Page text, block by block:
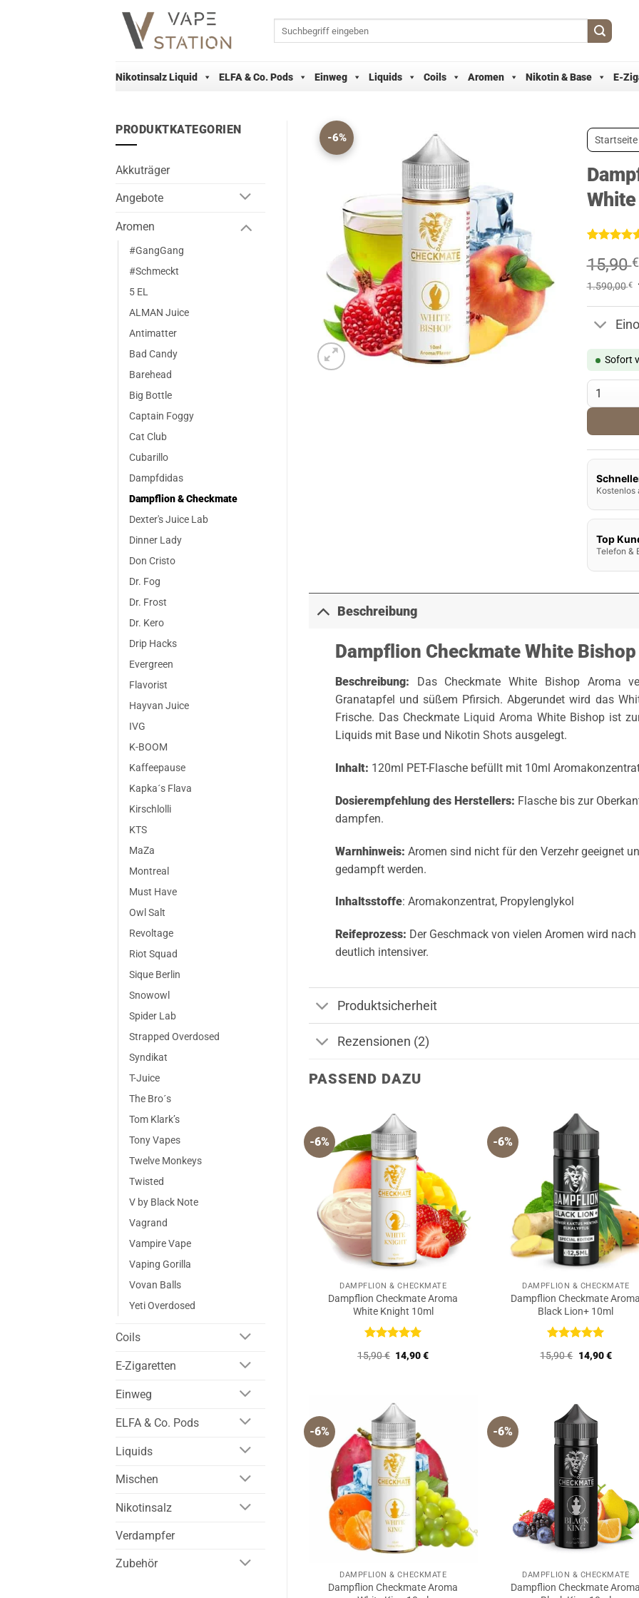
Nikotinsalz Liquid ELFA & Co. Pods Einweg Liquids Coils Aromen Nikotin & Base E-
PRODUKTKATEGORIEN
Akkuträger
Angebote
Aromen
#GangGang
#Schmeckt
5 EL
ALMAN Juice
Antimatter
Bad Candy
Barehead
Big Bottle
Captain Foggy
Cat Club
Cubarillo
Dampfdidas
Dampflion & Checkmate
Dexter's Juice Lab
Dinner Lady
Don Cristo
Dr. Fog
Dr. Frost
Dr. Kero
Drip Hacks
Evergreen
Flavorist
Hayvan Juice
IVG
K-BOOM
Kaffeepause
Kapka´s Flava
Kirschlolli
KTS
MaZa
Montreal
Must Have
Owl Salt
Revoltage
Riot Squad
Sique Berlin
Snowowl
Spider Lab
Strapped Overdosed
Syndikat
T-Juice
The Bro´s
Tom Klark’s
Tony Vapes
Twelve Monkeys
Twisted
V by Black Note
Vagrand
Vampire Vape
Vaping Gorilla
Vovan Balls
Yeti Overdosed
Coils
E-Zigaretten
Einweg
ELFA & Co. Pods
Liquids
Mischen
Nikotinsalz
Verdampfer
Zubehör
-6% Startseite
mit 5von
5,
auf
15,90€
1.590,00€
Sofort
Kostenlos
Top
Telefon &
Beschreibung
Dampflion Checkmate White
Beschreibung:
Das Checkmate White Bishop Aroma
Granatapfel und süßem Pfirsich. Abgerundet wird das
Frische. Das Checkmate Liquid Aroma White Bishop ist
Liquids mit Base und Nikotin Shotsausgelegt.
Inhalt: 120ml PET-Flasche befüllt mit 10ml
Dosierempfehlung des Herstellers: Flasche bis zur
dampfen.
Warnhinweis: Aromen sind nicht für den Verzehr geeignet
gedampft werden.
Inhaltsstoffe: Aromakonzentrat, Propylenglykol
Reifeprozess: Der Geschmack von vielen Aromen wird
deutlich intensiver.
Produktsicherheit
Rezensionen (2)
PASSEND DAZU
-6%
DAMPFLION & CHECKMATE
Dampflion Checkmate Aroma
White Knight 10ml
Bewertet
mit5von
15,90€ Ursprünglicher
14,90€Aktueller
-6%
DAMPFLION & CHECKMATE
Dampflion Checkmate
Black Lion+ 10ml
Bewertet
mit5von
15,90€ 14,90€
-6%
DAMPFLION & CHECKMATE
Dampflion Checkmate Aroma
-6%
DAMPFLION & CHECKMATE
Dampflion Checkmate